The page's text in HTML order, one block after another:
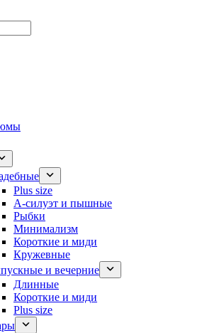
Plus size
А-силуэт и пышные
Рыбки
Минимализм
Короткие и миди
Кружевные
и вечерние
Длинные
Короткие и миди
Plus size